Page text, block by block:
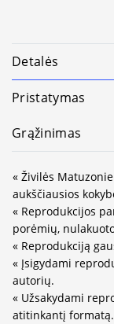
Detalės
Pristatymas
Grąžinimas
« Živilės
aukščiausios
« Reprodukcijos
porėmių,
« Reprodukciją
« Įsigydami
autorių.
« Užsakydami
atitinkantį formatą.